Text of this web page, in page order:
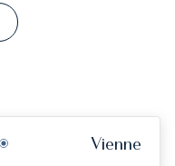
Vienne